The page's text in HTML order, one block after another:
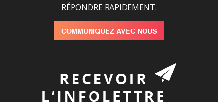
RÉPONDRE RAPIDEMENT.
COMMUNIQUEZ AVEC NOUS